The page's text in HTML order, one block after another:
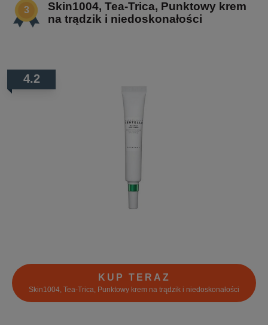
Skin1004, Tea-Trica, Punktowy krem
na trądzik i niedoskonałości
4.2
KUP TERAZ
Skin1004, Tea-Trica, Punktowy krem na trądzik i niedoskonałości